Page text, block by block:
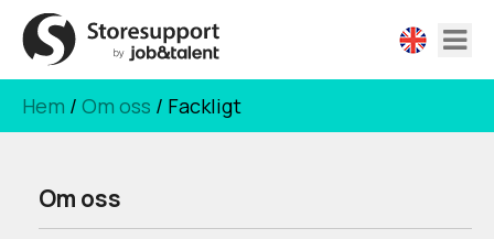
Hem / Om oss / Fackligt
Om oss